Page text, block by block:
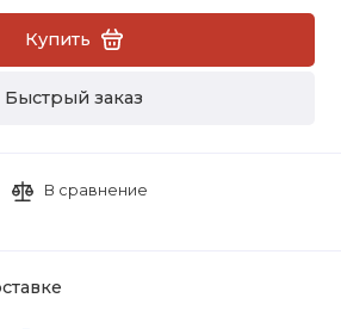
Купить
Быстрый заказ
В сравнение